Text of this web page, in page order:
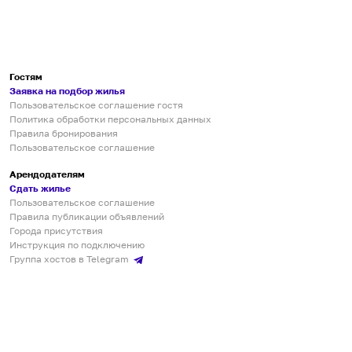
Гостям
Заявка на подбор жилья
Пользовательское соглашение гостя
Политика обработки персональных данных
Правила бронирования
Пользовательское соглашение
Арендодателям
Сдать жилье
Пользовательское соглашение
Правила публикации объявлений
Города присутствия
Инструкция по подключению
Группа хостов в Telegram